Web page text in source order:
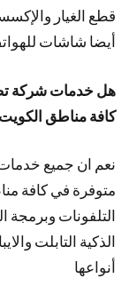
قطع الغيار
أيضا شاشات
هل خدمات شركة
كافة مناطق
نعم ان جميع
متوفرة في كافة
التلفونات
الذكية التابلت
أنواعها